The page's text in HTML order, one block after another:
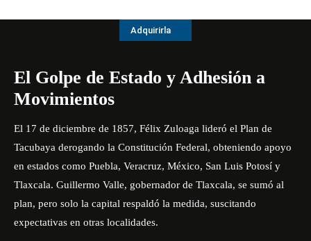
Adquirirla
El Golpe de Estado y Adhesión a
Movimientos
El 17 de diciembre de 1857, Félix Zuloaga lideró el Plan de
Tacubaya derogando la Constitución Federal, obteniendo apoyo
en estados como Puebla, Veracruz, México, San Luis Potosí y
Tlaxcala. Guillermo Valle, gobernador de Tlaxcala, se sumó al
plan, pero solo la capital respaldó la medida, suscitando
expectativas en otras localidades.